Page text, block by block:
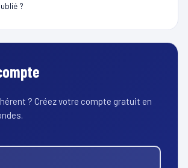
?
? Créez votre compte gratuit en